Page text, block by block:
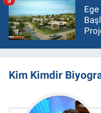
Kim Kimdir